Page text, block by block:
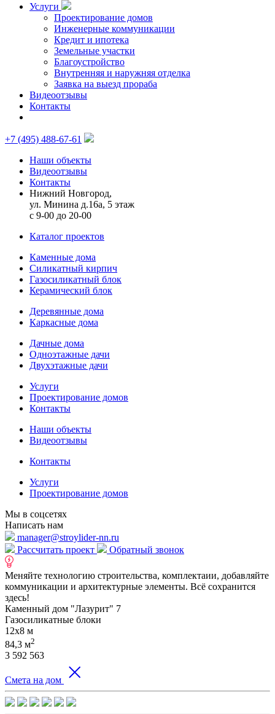
Услуги
Проектирование домов
Инженерные коммуникации
Кредит и ипотека
Земельные участки
Благоустройство
Внутренняя и наружняя отделка
Заявка на выезд прораба
Видеоотзывы
Контакты
+7 (495) 488-67-61
Наши объекты
Видеоотзывы
Контакты
Нижний Новгород,
ул. Минина д.16а, 5 этаж
с 9-00 до 20-00
Каталог проектов
Каменные дома
Силикатный кирпич
Газосиликатный блок
Керамический блок
Деревянные дома
Каркасные дома
Дачные дома
Одноэтажные дачи
Двухэтажные дачи
Услуги
Проектирование домов
Контакты
Наши объекты
Видеоотзывы
Контакты
Услуги
Проектирование домов
Мы в соцсетях
Написать нам
manager@stroylider-nn.ru
Рассчитать проект
Обратный звонок
Меняйте технологию строительства, комплектаии, добавляйте
коммуникации и архитектурные элементы. Всё сохранится
здесь!
Каменный дом "Лазурит" 7
Газосиликатные блоки
12х8 м
84,3 м2
3 592 563
Смета на дом